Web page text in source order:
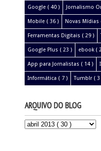
Google ( 40 ) Jornalismo
Mobile ( 36 ) Novas Mídias
Ferramentas Digitais ( 29 )
Google Plus ( 23 ) ebook (
App para Jornalistas ( 14 )
Informática ( 7 ) Tumblr ( 3
ARQUIVO DO BLOG